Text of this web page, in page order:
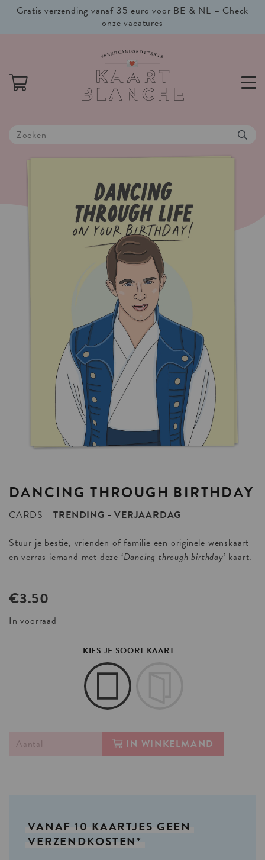
Gratis verzending vanaf 35 euro voor BE & NL – Check
onzevacatures
DANCING THROUGH BIRTHDAY
CARDS TRENDING
VERJAARDAG
Stuur je bestie, vrienden of familie een originele wenskaart
en verras iemand met deze ‘Dancing through birthday’ kaart.
€3.50
In voorraad
KIES JE SOORT KAART
IN WINKELMAND
VANAF 10 KAARTJES GEEN
VERZENDKOSTEN*